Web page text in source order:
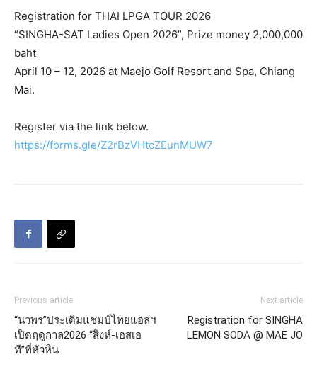
Registration for THAI LPGA TOUR 2026
“SINGHA-SAT Ladies Open 2026”, Prize money 2,000,000
baht
April 10 – 12, 2026 at Maejo Golf Resort and Spa, Chiang
Mai.
Register via the link below.
https://forms.gle/Z2rBzVHtcZEunMUW7
Previous article
“นวพร”ประเดิมแชมป์ไทยแอลฯ
เปิดฤดูกาล2026 “สิงห์-เอสเอ
ที”ที่หัวหิน
Next article
Registration for SINGHA
LEMON SODA @ MAE JO